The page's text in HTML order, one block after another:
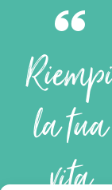
la tua